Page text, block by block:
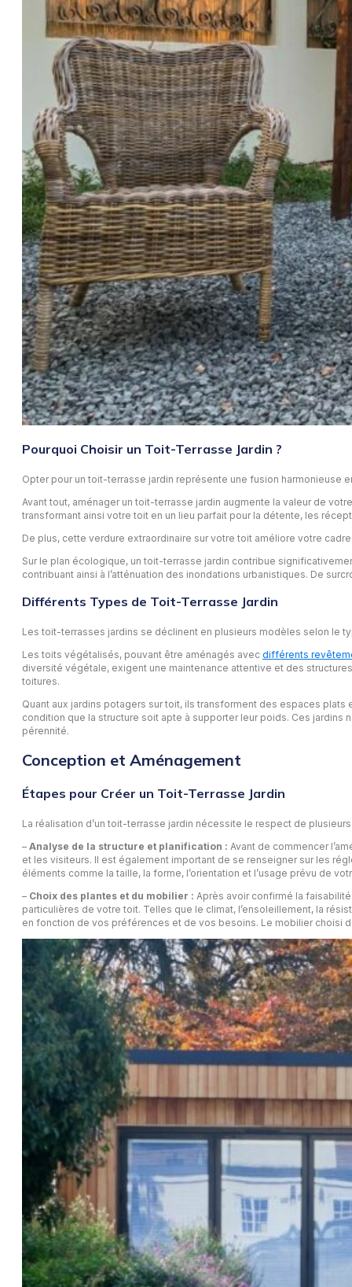
Pourquoi Choisir un Toit-Terrasse Jardin ?
Opter pour un toit-terrasse jardin représente une fusion harmonieuse
Avant tout, aménager un toit-terrasse jardin augmente la valeur de
transformant ainsi votre toit en un lieu parfait pour la détente, les
De plus, cette verdure extraordinaire sur votre toit améliore votre
Sur le plan écologique, un toit-terrasse jardin contribue
contribuant ainsi à l’atténuation des inondations urbanistiques. De
Différents Types de Toit-Terrasse Jardin
Les toit-terrasses jardins se déclinent en plusieurs modèles selon le
Les toits végétalisés, pouvant être aménagés avec différents
diversité végétale, exigent une maintenance attentive et des
toitures.
Quant aux jardins potagers sur toit, ils transforment des espaces
condition que la structure soit apte à supporter leur poids. Ces jardins
pérennité.
Conception et Aménagement
Étapes pour Créer un Toit-Terrasse Jardin
La réalisation d’un toit-terrasse jardin nécessite le respect de
– Analyse de la structure et planification : Avant de commencer
et les visiteurs. Il est également important de se renseigner sur les
éléments comme la taille, la forme, l’orientation et l’usage prévu de
– Choix des plantes et du mobilier : Après avoir confirmé la
particulières de votre toit. Telles que le climat, l’ensoleillement, la
en fonction de vos préférences et de vos besoins. Le mobilier choisi